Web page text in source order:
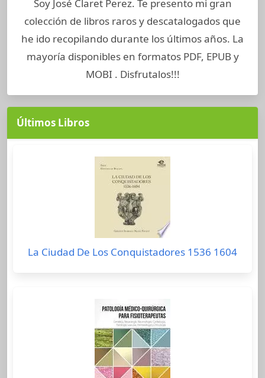
Soy José Claret Perez. Te presento mi gran
colección de libros raros y descatalogados que
he ido recopilando durante los últimos años. La
mayoría disponibles en formatos PDF, EPUB y
MOBI . Disfrutalos!!!
Últimos Libros
La Ciudad De Los Conquistadores 1536 1604